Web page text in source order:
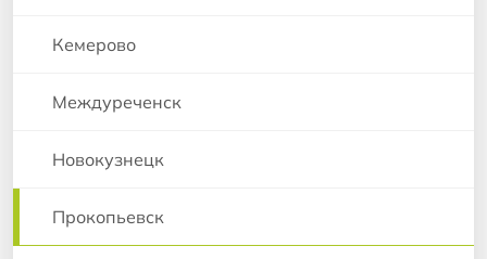
Кемерово
Междуреченск
Новокузнецк
Прокопьевск